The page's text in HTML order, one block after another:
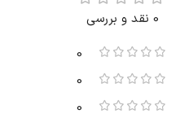
0 نقد و بررسی
0
0
0